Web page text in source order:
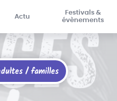
Actu
Festivals &
évènements
/ familles